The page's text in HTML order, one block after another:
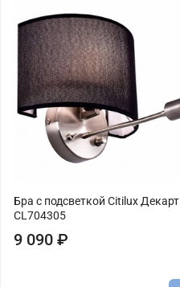
Бра с подсветкой Citilux Декарт
CL704305
9 090 ₽